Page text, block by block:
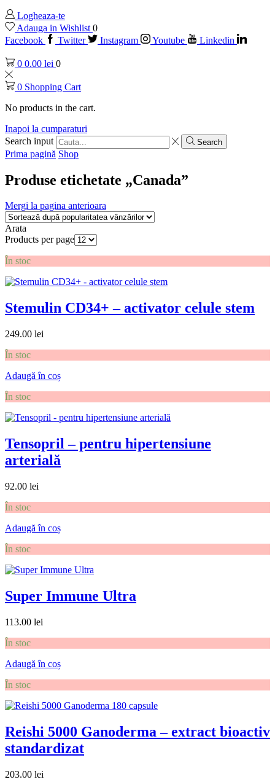
Logheaza-te
Adauga in Wishlist 0
Facebook
Twitter Instagram Youtube Linkedin
0 0.00 lei 0
0 Shopping Cart
No products in the cart.
Inapoi la cumparaturi
Search input
Search
Prima pagină Shop
Produse etichetate „Canada”
Mergi la pagina anterioara
Arata
Products per page
În stoc
Stemulin CD34+ – activator celule stem
249.00 lei
În stoc
Adaugă în coș
În stoc
Tensopril – pentru hipertensiune
arterială
92.00 lei
În stoc
Adaugă în coș
În stoc
Super Immune Ultra
113.00 lei
În stoc
Adaugă în coș
În stoc
Reishi 5000 Ganoderma – extract bioactiv
standardizat
203.00 lei